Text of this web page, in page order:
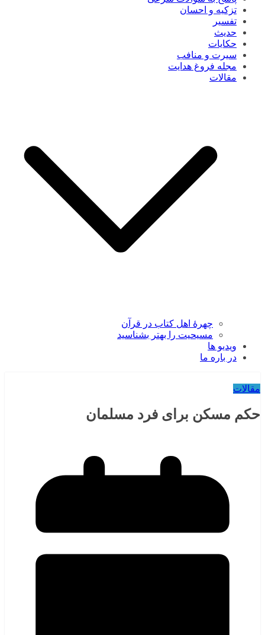
تزکیه و احسان
تفسیر
حدیث
حکایات
سیرت و منافب
مجله فروغ هدایت
مقالات
چهرۀ اهل کتاب در قرآن
مسیحیت را بهتر بشناسید
ویدیو ها
در باره ما
مقالات
حکم مسکن برای فرد مسلمان